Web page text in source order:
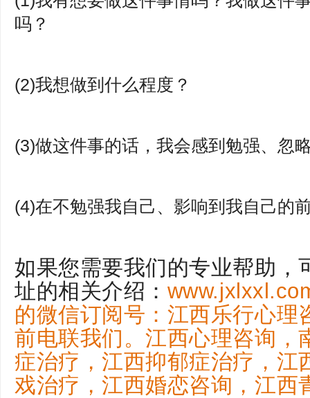
吗？
(2)我想做到什么程度？
(3)做这件事的话，我会感到勉强、忽
(4)在不勉强我自己、影响到我自己的
如果您需要我们的专业帮助，
址的相关介绍：
的微信订阅号：江西乐行心理
前电联我们。江西心理咨询，
症治疗，江西抑郁症治疗，江
戏治疗，江西婚恋咨询，江西